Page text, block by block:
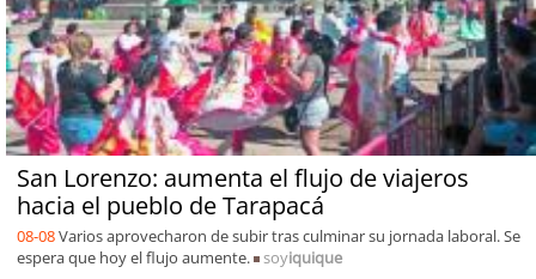
San Lorenzo: aumenta el flujo de viajeros
hacia el pueblo de Tarapacá
08-08Varios aprovecharon de subir tras culminar su jornada laboral. Se
espera que hoy el flujo aumente.
soyiquique